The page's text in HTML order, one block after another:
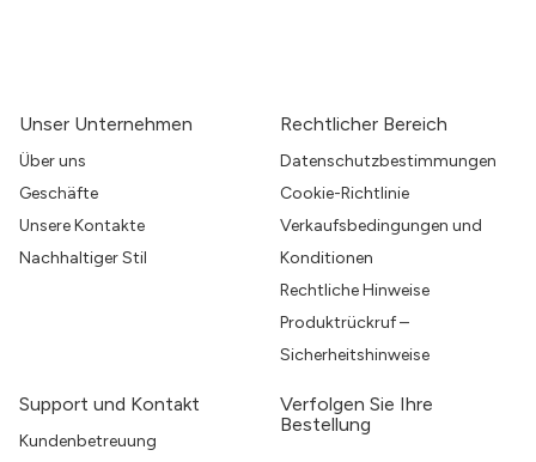
Unser Unternehmen
Über uns
Geschäfte
Unsere Kontakte
Nachhaltiger Stil
Rechtlicher Bereich
Datenschutzbestimmungen
Cookie-Richtlinie
Verkaufsbedingungen und
Konditionen
Rechtliche Hinweise
Produktrückruf –
Sicherheitshinweise
Support und Kontakt
Kundenbetreuung
Verfolgen Sie Ihre
Bestellung